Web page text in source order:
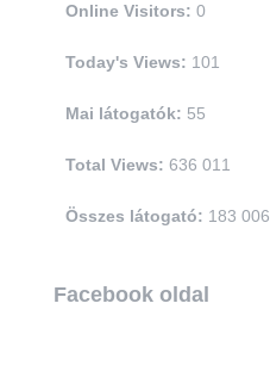
Online Visitors: 0
Today's Views: 101
Mai látogatók: 55
Total Views: 636 011
Összes látogató: 183 006
Facebook oldal